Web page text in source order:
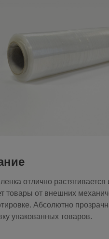
отлично растягивается
товары от внешних
Абсолютно
упакованных товаров.